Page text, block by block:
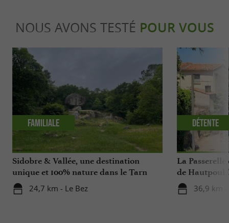
NOUS AVONS TESTÉ POUR VOUS
Sidobre & Vallée, une destination
unique et 100% nature dans le Tarn
24,7 km - Le Bez
Familiale
La
de Hautpoul !
36,9 km
Détente